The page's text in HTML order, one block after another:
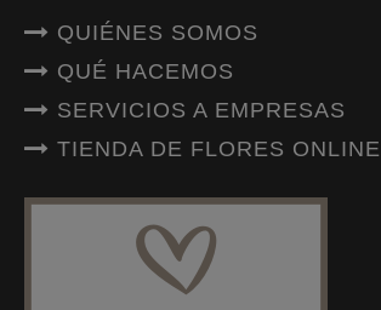
QUIÉNES SOMOS
QUÉ HACEMOS
SERVICIOS A EMPRESAS
TIENDA DE FLORES ONLINE